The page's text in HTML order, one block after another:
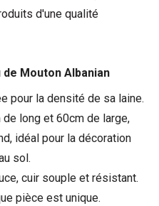
d'une qualité
de Mouton Albanian
pour la densité de sa laine.
de long et 60cm de large,
idéal pour la décoration
sol .
cuir souple et résistant.
pièce est unique.